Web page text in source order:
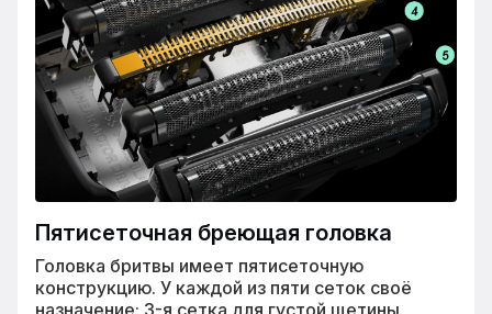
Пятисеточная бреющая головка
Головка бритвы имеет пятисеточную
конструкцию. У каждой из пяти сеток своё